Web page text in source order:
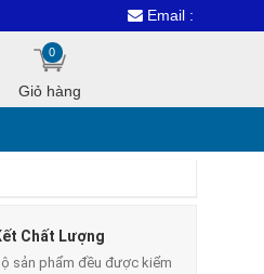
Email :
Giỏ hàng
0
Chất Lượng
sản phẩm đều được kiểm